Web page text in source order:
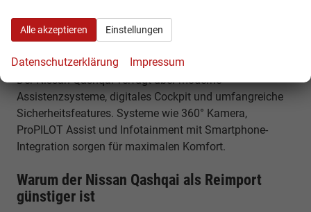
Pendler und Familien.
Komfort, Technik & Ausstattung
Der Nissan Qashqai verfügt über moderne
Assistenzsysteme, digitales Cockpit und umfangreiche
Sicherheitsfeatures. Systeme wie 360° Kamera,
ProPILOT Assist und Infotainment mit Smartphone-
Integration sorgen für maximalen Komfort.
Warum der Nissan Qashqai als Reimport
günstiger ist
Alle akzeptieren Einstellungen
Datenschutzerklärung Impressum